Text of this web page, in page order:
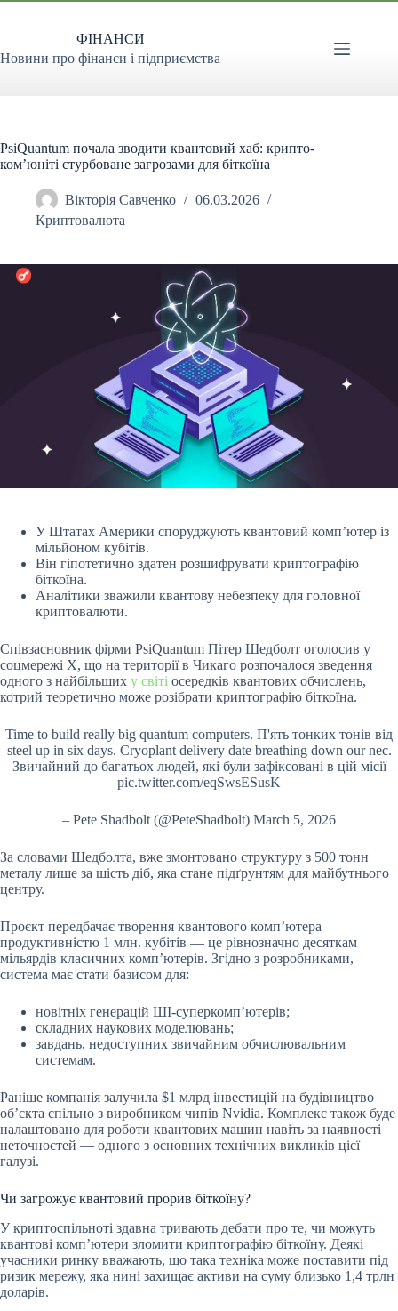
Перейти
ФІНАНСИ
Новини про фінанси і підприємства
PsiQuantum почала зводити квантовий хаб: крипто-
ком’юніті стурбоване загрозами для біткоїна
Вікторія Савченко
06.03.2026
Криптовалюта
У Штатах Америки споруджують квантовий комп’ютер із
мільйоном кубітів.
Він гіпотетично здатен розшифрувати криптографію
біткоїна.
Аналітики зважили квантову небезпеку для головної
криптовалюти.
Співзасновник фірми PsiQuantum Пітер Шедболт оголосив у
соцмережі X, що на території в Чикаго розпочалося зведення
одного з найбільших у світі осередків квантових обчислень,
котрий теоретично може розібрати криптографію біткоїна.
Time to build really big quantum computers. П'ять тонких тонів від
steel up in six days. Cryoplant delivery date breathing down our nec.
Звичайний до багатьох людей, які були зафіксовані в цій місії
pic.twitter.com/eqSwsESusK
– Pete Shadbolt (@PeteShadbolt) March 5, 2026
За словами Шедболта, вже змонтовано структуру з 500 тонн
металу лише за шість діб, яка стане підґрунтям для майбутнього
центру.
Проєкт передбачає творення квантового комп’ютера
продуктивністю 1 млн. кубітів — це рівнозначно десяткам
мільярдів класичних комп’ютерів. Згідно з розробниками,
система має стати базисом для:
новітніх генерацій ШІ-суперкомп’ютерів;
складних наукових моделювань;
завдань, недоступних звичайним обчислювальним
системам.
Раніше компанія залучила $1 млрд інвестицій на будівництво
об’єкта спільно з виробником чипів Nvidia. Комплекс також буде
налаштовано для роботи квантових машин навіть за наявності
неточностей — одного з основних технічних викликів цієї
галузі.
Чи загрожує квантовий прорив біткоїну?
У криптоспільноті здавна тривають дебати про те, чи можуть
квантові комп’ютери зломити криптографію біткоїну. Деякі
учасники ринку вважають, що така техніка може поставити під
ризик мережу, яка нині захищає активи на суму близько 1,4 трлн
доларів.